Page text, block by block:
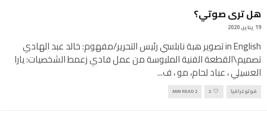
هل ترى صوتي؟
19 يناير, 2020
in English تصوير هبة نابلسي رئيس التحرير/مفهوم: خالد عبد الهادي
تصميم\القطعة الفنية الملبوسة من عمل فادي زعمط الشخصيات: يارا
العسيلي ، عباد لحام، مو ، ف...
فوتوغرافيا 2
2 MIN READ